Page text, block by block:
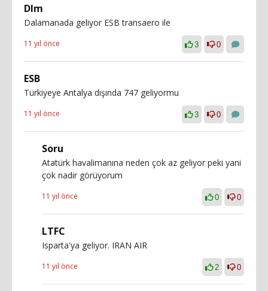
Dlm
Dalamanada geliyor ESB transaero ile
11 yıl önce 3 0
ESB
Türkiyeye Antalya dışında 747 geliyormu
11 yıl önce 3 0
Soru
Atatürk havalimanına neden çok az geliyor peki yani
çok nadir görüyorum
11 yıl önce 0 0
LTFC
Isparta'ya geliyor. IRAN AIR
11 yıl önce 2 0